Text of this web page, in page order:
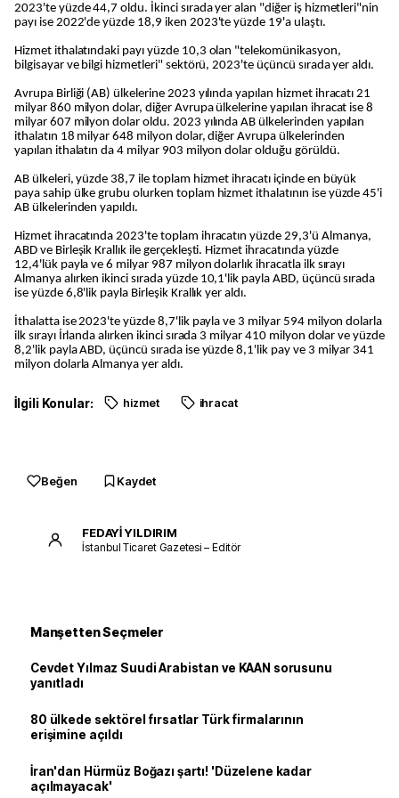
2023'te yüzde 44,7 oldu. İkinci sırada yer alan "diğer iş hizmetleri"nin
payı ise 2022'de yüzde 18,9 iken 2023'te yüzde 19'a ulaştı.
Hizmet ithalatındaki payı yüzde 10,3 olan "telekomünikasyon,
bilgisayar ve bilgi hizmetleri" sektörü, 2023'te üçüncü sırada yer aldı.
Avrupa Birliği (AB) ülkelerine 2023 yılında yapılan hizmet ihracatı 21
milyar 860 milyon dolar, diğer Avrupa ülkelerine yapılan ihracat ise 8
milyar 607 milyon dolar oldu. 2023 yılında AB ülkelerinden yapılan
ithalatın 18 milyar 648 milyon dolar, diğer Avrupa ülkelerinden
yapılan ithalatın da 4 milyar 903 milyon dolar olduğu görüldü.
AB ülkeleri, yüzde 38,7 ile toplam hizmet ihracatı içinde en büyük
paya sahip ülke grubu olurken toplam hizmet ithalatının ise yüzde 45'i
AB ülkelerinden yapıldı.
Hizmet ihracatında 2023'te toplam ihracatın yüzde 29,3'ü Almanya,
ABD ve Birleşik Krallık ile gerçekleşti. Hizmet ihracatında yüzde
12,4'lük payla ve 6 milyar 987 milyon dolarlık ihracatla ilk sırayı
Almanya alırken ikinci sırada yüzde 10,1'lik payla ABD, üçüncü sırada
ise yüzde 6,8'lik payla Birleşik Krallık yer aldı.
İthalatta ise 2023'te yüzde 8,7'lik payla ve 3 milyar 594 milyon dolarla
ilk sırayı İrlanda alırken ikinci sırada 3 milyar 410 milyon dolar ve yüzde
8,2'lik payla ABD, üçüncü sırada ise yüzde 8,1'lik pay ve 3 milyar 341
milyon dolarla Almanya yer aldı.
İlgili Konular: hizmet ihracat
Beğen Kaydet
FEDAYİ YILDIRIM
İstanbul Ticaret Gazetesi – Editör
Manşetten Seçmeler
Cevdet Yılmaz Suudi Arabistan ve KAAN sorusunu
yanıtladı
80 ülkede sektörel fırsatlar Türk firmalarının
erişimine açıldı
İran'dan Hürmüz Boğazı şartı! 'Düzelene kadar
açılmayacak'